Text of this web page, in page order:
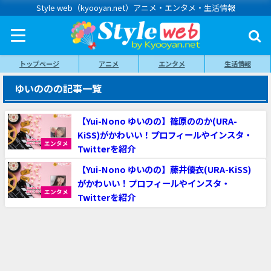
Style web（kyooyan.net）アニメ・エンタメ・生活情報
トップページ アニメ エンタメ 生活情報
ゆいののの記事一覧
エンタメ
【Yui-Nono ゆいのの】篠原ののか(URA-
KiSS)がかわいい！プロフィールやインスタ・
Twitterを紹介
エンタメ
【Yui-Nono ゆいのの】藤井優衣(URA-KiSS)
がかわいい！プロフィールやインスタ・
Twitterを紹介